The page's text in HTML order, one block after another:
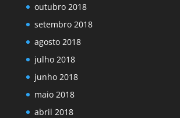
outubro 2018
setembro 2018
agosto 2018
julho 2018
junho 2018
maio 2018
abril 2018